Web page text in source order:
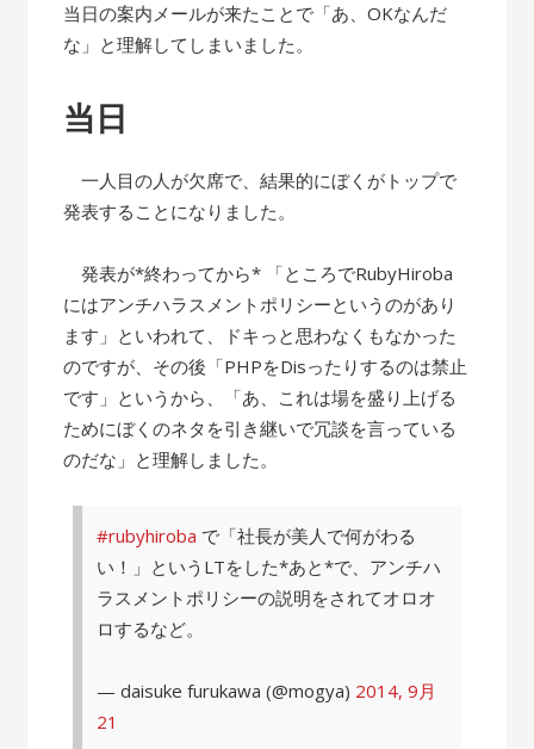
当日の案内メールが来たことで「あ、OKなんだ
な」と理解してしまいました。
当日
一人目の人が欠席で、結果的にぼくがトップで
発表することになりました。
発表が*終わってから* 「ところでRubyHiroba
にはアンチハラスメントポリシーというのがあり
ます」といわれて、ドキっと思わなくもなかった
のですが、その後「PHPをDisったりするのは禁止
です」というから、「あ、これは場を盛り上げる
ためにぼくのネタを引き継いで冗談を言っている
のだな」と理解しました。
#rubyhiroba で「社長が美人で何がわる
い！」というLTをした*あと*で、アンチハ
ラスメントポリシーの説明をされてオロオ
ロするなど。
— daisuke furukawa (@mogya) 2014, 9月
21